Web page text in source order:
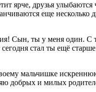
ярче, друзья улыбаются
еще несколько
Сын, ты у меня один. С
стал ты ещё
мальчишке
добрых и милых